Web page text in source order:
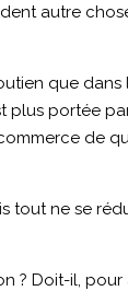
autre
que dans
plus portée
de
tout ne se
? Doit-il,